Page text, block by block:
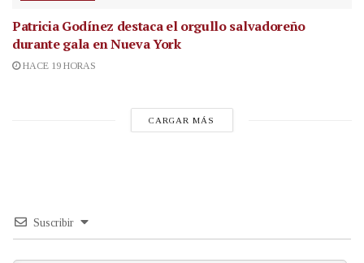
Patricia Godínez destaca el orgullo salvadoreño
durante gala en Nueva York
HACE 19 HORAS
CARGAR MÁS
Suscribir